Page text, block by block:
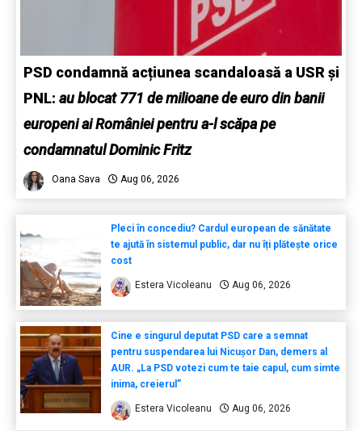
PSD condamnă acțiunea scandaloasă a USR și
PNL: au blocat 771 de milioane de euro din banii
europeni ai României pentru a-l scăpa pe
condamnatul Dominic Fritz
Oana Sava Aug 06, 2026
Pleci în concediu? Cardul european de sănătate
te ajută în sistemul public, dar nu îți plătește orice
cost
Estera Vicoleanu Aug 06, 2026
Cine e singurul deputat PSD care a semnat
pentru suspendarea lui Nicușor Dan, demers al
AUR. „La PSD votezi cum te taie capul, cum simte
inima, creierul”
Estera Vicoleanu Aug 06, 2026